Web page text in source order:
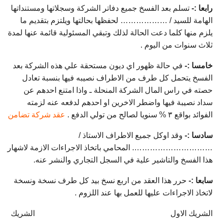
رابعا :- تسلم بعد الفسخ جميع دفاتر الشركة وسجلاتها ومستنداتها
الهامة للسيد / ……………… لحفظها بحالتها ويلتزم بتقديم ما
يلزم منها كلما دعت الحالة لذلك وتبقي المسئولية قائمة عنها لمدة
ثلاث سنوات من اليوم .
خامسا :- في حالة ظهور اي ديون مستحقة علي هذه الشركة بعد
الفسخ يتحمل كل طرف من الاطراف نصيبه فيها بنسبة تعادل
حصته في راس المال الشركة المنحلة ـ واذا امتنع احدهم عن
سداد نصيبة فيها واضطر الاخرين او احدهم لدفعه عنه لزمته
الفوائد بواقع ۳ % سنويا لصالح من تولي الدفع .
عقد شركة تضامن
سادسا :- وقد اوكل جميع الاطراف الاستاذ /
…………………………. المحامي باتخاذ الاجراءات الازمة لاشهار
هذا الفسخ والتاشير علية في السجل التجاري والنشر عنه.
سابعا :- حرر هذا العقد من اربع نسخ بيد كل طرف نسخة ونسخة
لاتخاذ الاجراءات عليها للعمل بها عند اللزوم .
الشريك الاول الشريك